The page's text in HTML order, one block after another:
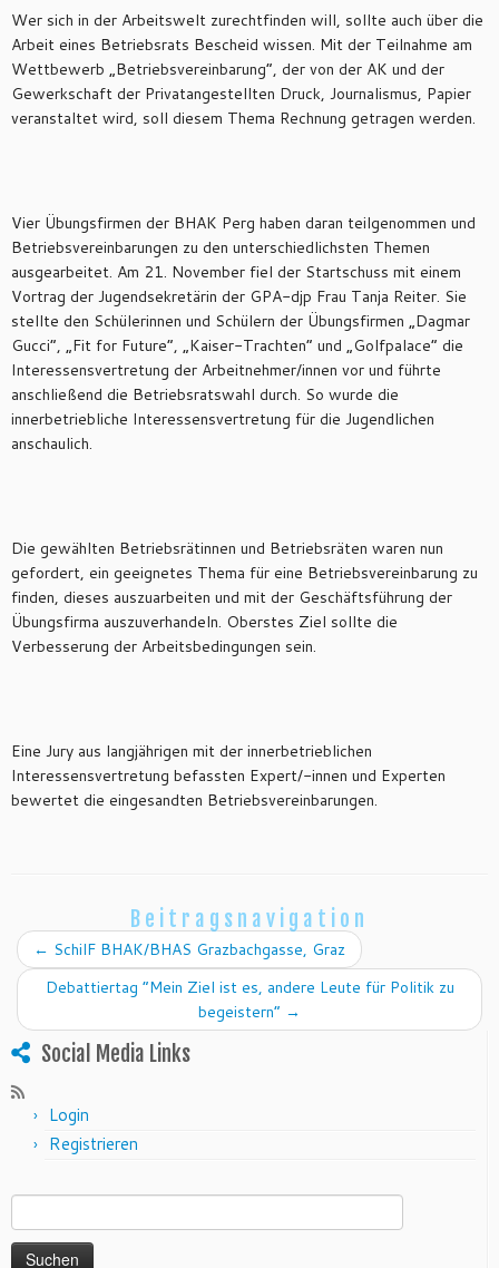
Wer sich in der Arbeitswelt zurechtfinden will, sollte auch über die
Arbeit eines Betriebsrats Bescheid wissen. Mit der Teilnahme am
Wettbewerb „Betriebsvereinbarung“, der von der AK und der
Gewerkschaft der Privatangestellten Druck, Journalismus, Papier
veranstaltet wird, soll diesem Thema Rechnung getragen werden.
Vier Übungsfirmen der BHAK Perg haben daran teilgenommen und
Betriebsvereinbarungen zu den unterschiedlichsten Themen
ausgearbeitet. Am 21. November fiel der Startschuss mit einem
Vortrag der Jugendsekretärin der GPA-djp Frau Tanja Reiter. Sie
stellte den Schülerinnen und Schülern der Übungsfirmen „Dagmar
Gucci“, „Fit for Future“, „Kaiser-Trachten“ und „Golfpalace“ die
Interessensvertretung der Arbeitnehmer/innen vor und führte
anschließend die Betriebsratswahl durch. So wurde die
innerbetriebliche Interessensvertretung für die Jugendlichen
anschaulich.
Die gewählten Betriebsrätinnen und Betriebsräten waren nun
gefordert, ein geeignetes Thema für eine Betriebsvereinbarung zu
finden, dieses auszuarbeiten und mit der Geschäftsführung der
Übungsfirma auszuverhandeln. Oberstes Ziel sollte die
Verbesserung der Arbeitsbedingungen sein.
Eine Jury aus langjährigen mit der innerbetrieblichen
Interessensvertretung befassten Expert/-innen und Experten
bewertet die eingesandten Betriebsvereinbarungen.
Beitragsnavigation
← SchilF BHAK/BHAS Grazbachgasse, Graz
Debattiertag “Mein Ziel ist es, andere Leute für Politik zu
begeistern” →
Social Media Links
Login
Registrieren